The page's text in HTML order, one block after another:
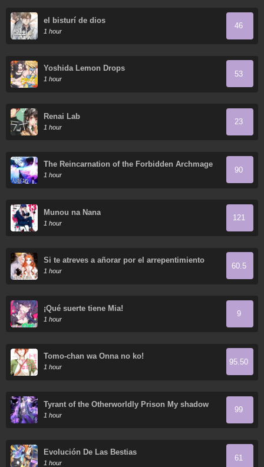
el bisturí de dios
1 hour
46
Yoshida Lemon Drops
1 hour
53
Renai Lab
1 hour
23
The Reincarnation of the Forbidden Archmage
1 hour
90
Munou na Nana
1 hour
121
Si te atreves a añorar por el arrepentimiento
1 hour
60.5
¡Qué suerte tiene Mia!
1 hour
9
Tomo-chan wa Onna no ko!
1 hour
95.50
Tyrant of the Otherworldly Prison My shadow
can evolve infinitely
1 hour
99
Evolución De Las Bestias
1 hour
61